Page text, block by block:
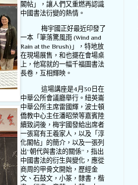
閣帖」，讓人們又重燃再認識
中國書法衍變的熱情。
梅宇國正好最近印發了
一本「筆落驚風雨 (Wind and
Rain at the Brush) 」，特地放
在現場展售，和也擺在會場桌
上，他寫就的一幅千福圖書法
長卷，互相輝映。
這場講座是4月 30 日在
中華公所會議廳舉行。紐英崙
中華公所主席雷國輝，波士頓
僑教中心主任潘昭榮等嘉賓陸
續致詞後，梅宇國發給出席者
一張寫有王羲家人，以及「淳
化閣帖」的簡介，以及一張列
出”朝代與書法的關係” ，指出
中國書法的衍生與變化，應從
商周的甲骨文開始，歷經金
文、石鼓文，小篆，隸書，楷